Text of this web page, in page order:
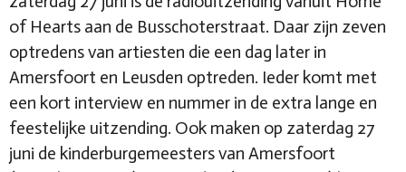
of Hearts aan de Busschoterstraat. Daar zijn zeven
optredens van artiesten die een dag later in
Amersfoort en Leusden optreden. Ieder komt met
een kort interview en nummer in de extra lange en
feestelijke uitzending. Ook maken op zaterdag 27
juni de kinderburgemeesters van Amersfoort